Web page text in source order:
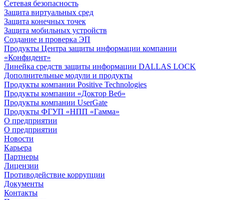
Сетевая безопасность
Защита виртуальных сред
Защита конечных точек
Защита мобильных устройств
Создание и проверка ЭП
Продукты Центра защиты информации компании
«Конфидент»
Линейка средств защиты информации DALLAS LOCK
Дополнительные модули и продукты
Продукты компании Positive Technologies
Продукты компании «Доктор Веб»
Продукты компании UserGate
Продукты ФГУП «НПП «Гамма»
О предприятии
О предприятии
Новости
Карьера
Партнеры
Лицензии
Противодействие коррупции
Документы
Контакты